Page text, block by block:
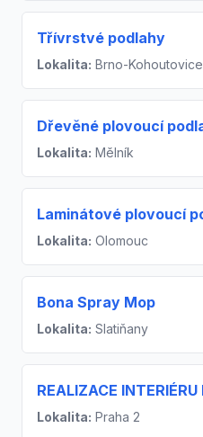
Třívrstvé podlahy
Lokalita: Brno-Kohoutovice
Dřevěné plovoucí
Lokalita: Mělník
Laminátové plovoucí
Lokalita: Olomouc
Bona Spray Mop
Lokalita: Slatiňany
REALIZACE
Lokalita: Praha 2